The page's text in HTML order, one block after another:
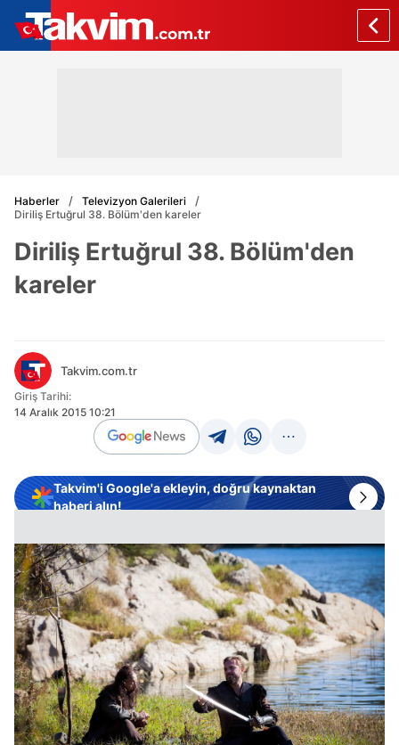
Haberler
Televizyon Galerileri
Diriliş Ertuğrul 38. Bölüm'den kareler
Diriliş Ertuğrul 38. Bölüm'den
kareler
Takvim.com.tr
Giriş Tarihi:
14 Aralık 2015 10:21
Takvim'i Google'a ekleyin, doğru kaynaktan
haberi alın!